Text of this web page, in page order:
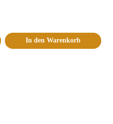
In den Warenkorb